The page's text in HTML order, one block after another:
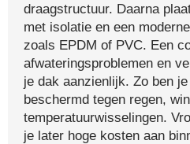
draagstructuur. Daarna
met isolatie en een
zoals EPDM of PVC. Een
afwateringsproblemen en
je dak aanzienlijk. Zo ben
beschermd tegen regen,
temperatuurwisselingen.
je later hoge kosten aan